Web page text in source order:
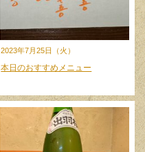
2023年7月25日（火）
本日のおすすめメニュー